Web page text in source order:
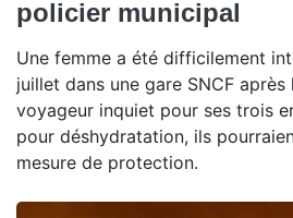
policier municipal
Une femme a été difficilement
juillet dans une gare SNCF après
voyageur inquiet pour ses trois
pour déshydratation, ils
mesure de protection.